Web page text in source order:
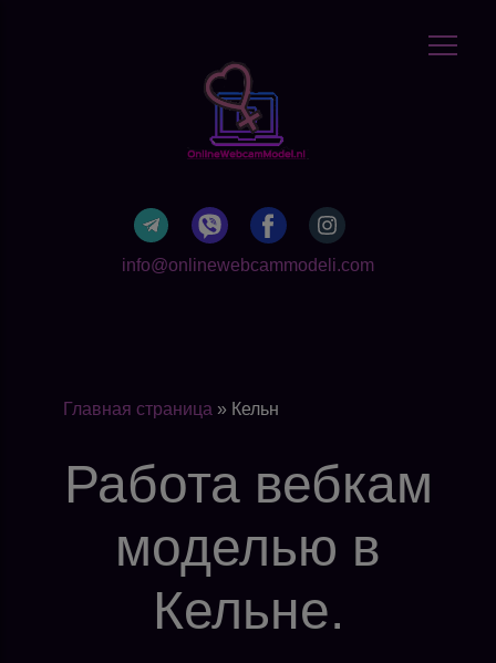
info@onlinewebcammodeli.com
Главная страница » Кельн
Работа вебкам
моделью в
Кельне.